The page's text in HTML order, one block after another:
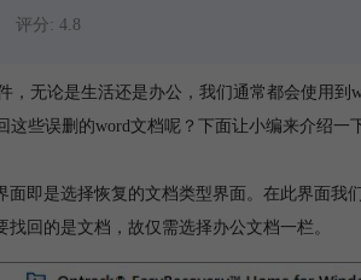
评分: 4.8
，无论是生活还是办公，我们通常都会使用到
些误删的word文档呢？下面让小编来介绍一
即是选择恢复的文档类型界面。在此界面我
回的是文档，故仅需选择办公文档一栏。